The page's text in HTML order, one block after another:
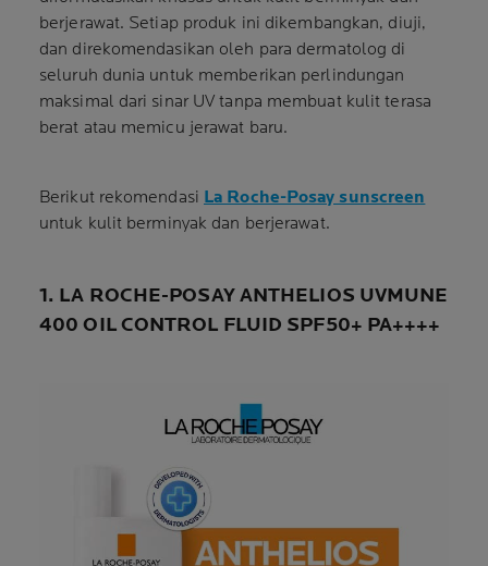
berjerawat. Setiap produk ini dikembangkan, diuji,
dan direkomendasikan oleh para dermatolog di
seluruh dunia untuk memberikan perlindungan
maksimal dari sinar UV tanpa membuat kulit terasa
berat atau memicu jerawat baru.
Berikut rekomendasi La Roche-Posay sunscreen
untuk kulit berminyak dan berjerawat.
1. LA ROCHE-POSAY ANTHELIOS UVMUNE
400 OIL CONTROL FLUID SPF50+ PA++++